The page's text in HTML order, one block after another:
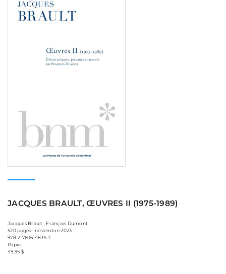
JACQUES BRAULT, ŒUVRES II (1975-1989)
Jacques Brault , François Dumont
520 pages • novembre 2023
978-2-7606-4835-7
Papier
49,95 $